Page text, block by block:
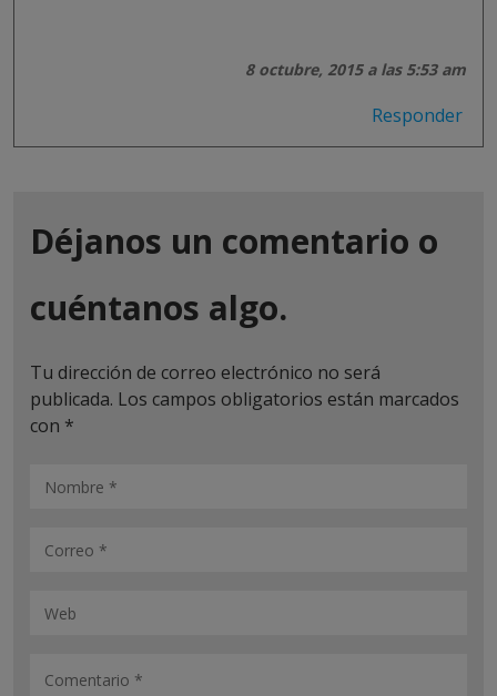
8 octubre, 2015 a las 5:53 am
Responder
Déjanos un comentario o
cuéntanos algo.
Tu dirección de correo electrónico no será
publicada. Los campos obligatorios están marcados
con *